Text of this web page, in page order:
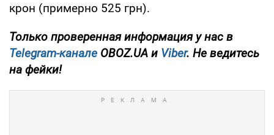
крон (примерно 525 грн).
Только проверенная информация у нас в
Telegram-канале OBOZ.UA и Viber. Не ведитесь
на фейки!